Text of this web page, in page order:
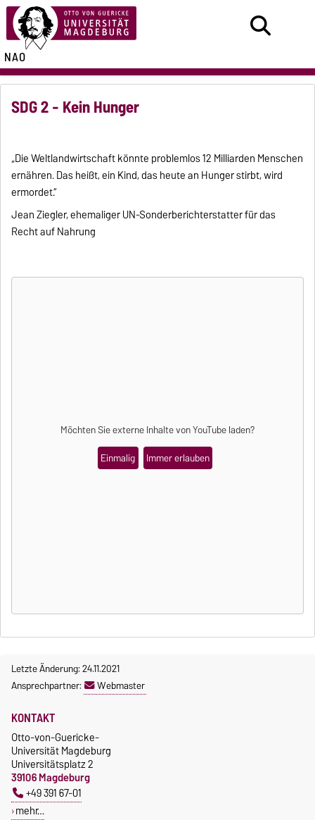
NAO
SDG 2 - Kein Hunger
„Die Weltlandwirtschaft könnte problemlos 12 Milliarden Menschen
ernähren. Das heißt, ein Kind, das heute an Hunger stirbt, wird
ermordet.“
Jean Ziegler, ehemaliger UN-Sonderberichterstatter für das
Recht auf Nahrung
Möchten Sie externe Inhalte vonYouTubeladen?
Einmalig
Immer erlauben
Letzte Änderung: 24.11.2021
Ansprechpartner:
Webmaster
KONTAKT
Otto-von-Guericke-
Universität Magdeburg
Universitätsplatz 2
39106 Magdeburg
+49 391 67-01
mehr…